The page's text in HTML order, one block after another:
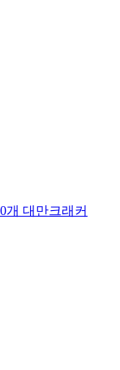
개 대만크래커